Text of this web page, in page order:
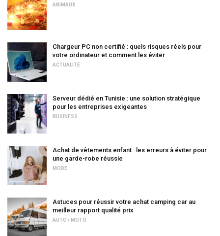
ANIMAUX
Chargeur PC non certifié : quels risques réels pour
votre ordinateur et comment les éviter
ACTUALITÉ
Serveur dédié en Tunisie : une solution stratégique
pour les entreprises exigeantes
BUSINESS
Achat de vêtements enfant : les erreurs à éviter pour
une garde-robe réussie
MODE
Astuces pour réussir votre achat camping car au
meilleur rapport qualité prix
AUTO / MOTO